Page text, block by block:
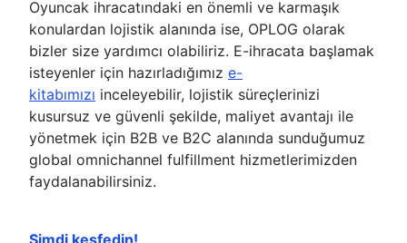
Oyuncak ihracatındaki en önemli ve karmaşık
konulardan lojistik alanında ise, OPLOG olarak
bizler size yardımcı olabiliriz. E-ihracata başlamak
isteyenler için hazırladığımız e-
kitabımızı inceleyebilir, lojistik süreçlerinizi
kusursuz ve güvenli şekilde, maliyet avantajı ile
yönetmek için B2B ve B2C alanında sunduğumuz
global omnichannel fulfillment hizmetlerimizden
faydalanabilirsiniz.
Şimdi keşfedin!